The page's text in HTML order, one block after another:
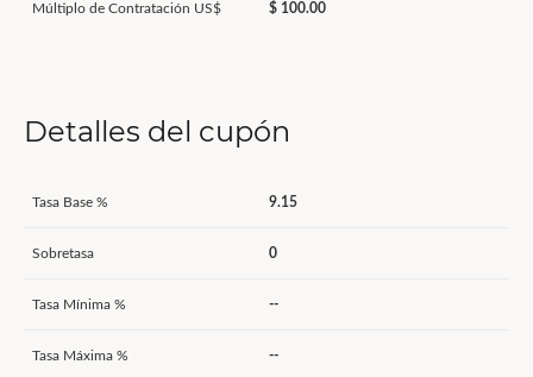
Múltiplo de Contratación US$ $ 100.00
Detalles del cupón
Tasa Base % 9.15
Sobretasa 0
Tasa Mínima % --
Tasa Máxima % --